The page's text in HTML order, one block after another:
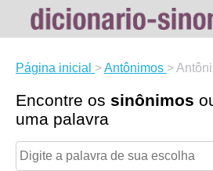
Página inicial >Antônimos >
Encontre os sinônimos
uma palavra